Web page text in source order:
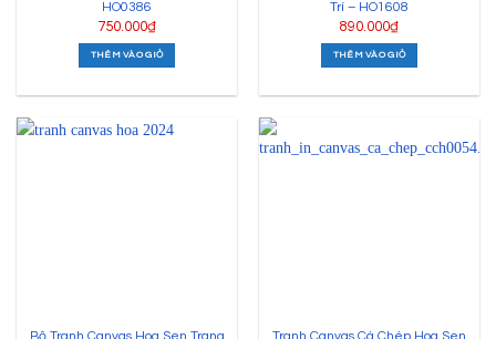
HO0386
750.000₫
THÊM VÀO GIỎ
Trí – HO1608
890.000₫
THÊM VÀO GIỎ